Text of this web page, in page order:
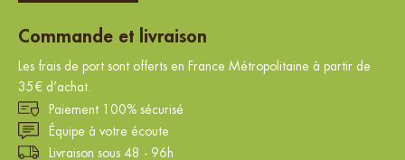
Commande et livraison
Les frais de port sont offerts en France Métropolitaine à partir de
35€ d’achat.
Paiement 100% sécurisé
Équipe à votre écoute
Livraison sous 48 - 96h